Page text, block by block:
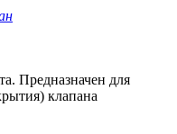
Предназначен для
клапана